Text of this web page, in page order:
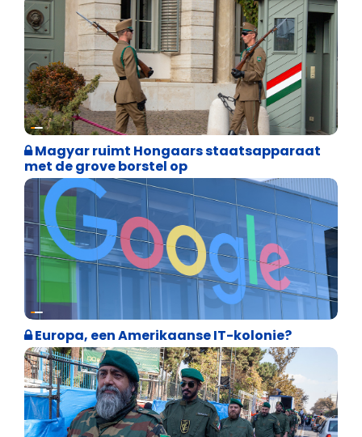
Internationale politiek
Magyar ruimt Hongaars staatsapparaat
met de grove borstel op
Internationale politiek
Europa, een Amerikaanse IT-kolonie?